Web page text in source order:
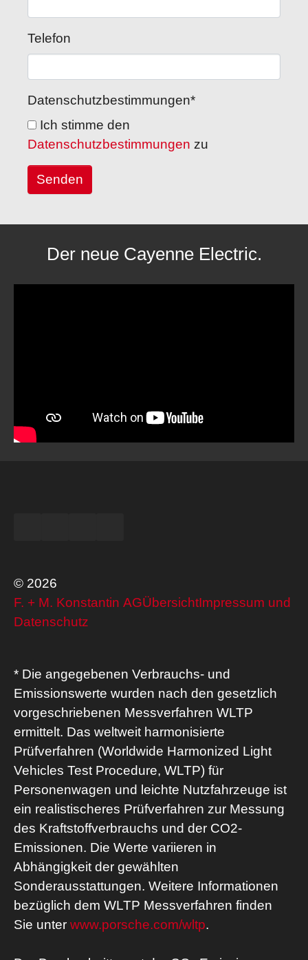
Telefon
Datenschutzbestimmungen*
Ich stimme den
Datenschutzbestimmungen zu
Der neue Cayenne Electric.
© 2026
F. + M. Konstantin AGÜbersichtImpressum und
Datenschutz
* Die angegebenen Verbrauchs- und
Emissionswerte wurden nach den gesetzlich
vorgeschriebenen Messverfahren WLTP
ermittelt. Das weltweit harmonisierte
Prüfverfahren (Worldwide Harmonized Light
Vehicles Test Procedure, WLTP) für
Personenwagen und leichte Nutzfahrzeuge ist
ein realistischeres Prüfverfahren zur Messung
des Kraftstoffverbrauchs und der CO2-
Emissionen. Die Werte variieren in
Abhängigkeit der gewählten
Sonderausstattungen. Weitere Informationen
bezüglich dem WLTP Messverfahren finden
Sie unter www.porsche.com/wltp.